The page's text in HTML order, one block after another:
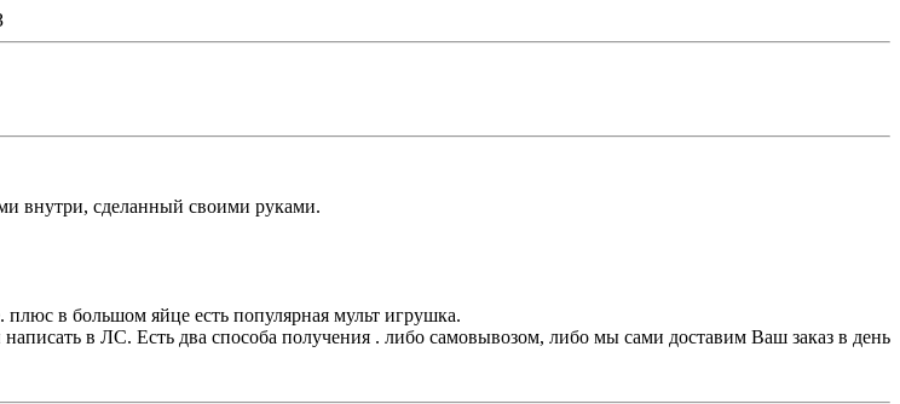
сделанный своими руками.
плюс в большом яйце есть популярная мульт игрушка.
в ЛС. Есть два способа получения . либо самовывозом, либо мы сами доставим Ваш заказ в день